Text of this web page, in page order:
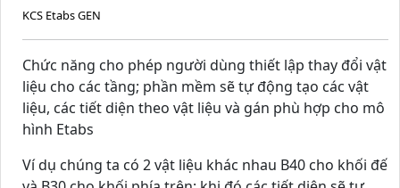
KCS Etabs GEN
Chức năng cho phép người dùng thiết lập thay đổi vật
liệu cho các tầng; phần mềm sẽ tự động tạo các vật
liệu, các tiết diện theo vật liệu và gán phù hợp cho mô
hình Etabs
Ví dụ chúng ta có 2 vật liệu khác nhau B40 cho khối đế